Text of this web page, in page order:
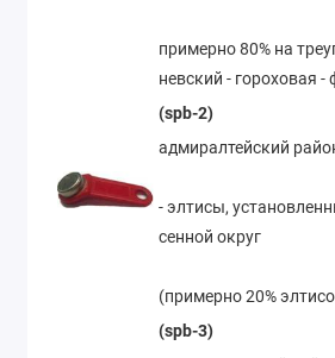
примерно 80% на
невский - гороховая -
(spb-2)
адмиралтейский
- элтисы,
сенной округ
(примерно 20%
(spb-3)